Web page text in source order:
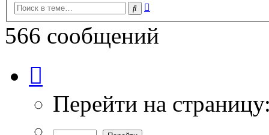
Поиск
566 сообщений
из
Перейти на